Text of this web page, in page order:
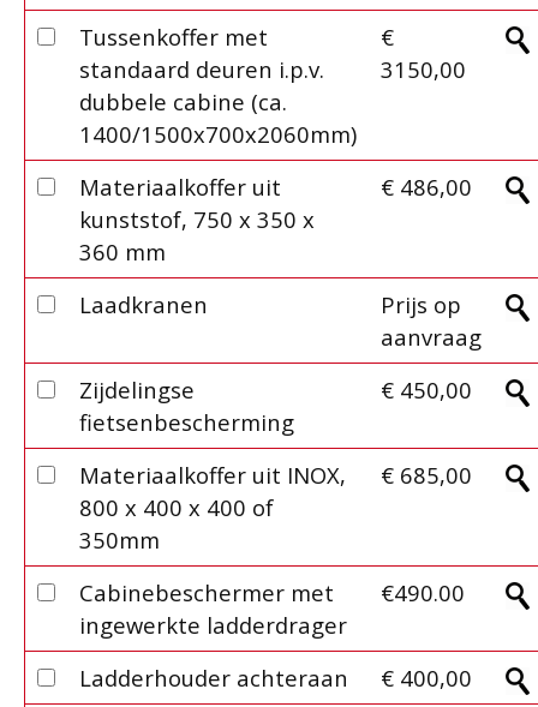
Tussenkoffer met
standaard deuren i.p.v.
dubbele cabine (ca.
1400/1500x700x2060mm)
€
3150,00
Materiaalkoffer uit
kunststof, 750 x 350 x
360 mm
€ 486,00
Laadkranen
Prijs op
aanvraag
Zijdelingse
fietsenbescherming
€ 450,00
Materiaalkoffer uit INOX,
800 x 400 x 400 of
350mm
€ 685,00
Cabinebeschermer met
ingewerkte ladderdrager
€490.00
Ladderhouder achteraan € 400,00